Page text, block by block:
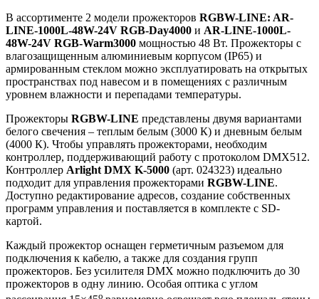
В ассортименте 2 модели прожекторов RGBW-LINE: AR-
LINE-1000L-48W-24V RGB-Day4000 и AR-LINE-1000L-
48W-24V RGB-Warm3000 мощностью 48 Вт. Прожекторы с
влагозащищенным алюминиевым корпусом (IP65) и
армированным стеклом можно эксплуатировать на открытых
пространствах под навесом и в помещениях с различным
уровнем влажности и перепадами температуры.
Прожекторы RGBW-LINE представлены двумя вариантами
белого свечения – теплым белым (3000 К) и дневным белым
(4000 К). Чтобы управлять прожекторами, необходим
контроллер, поддерживающий работу с протоколом DMX512.
Контроллер Arlight DMX K-5000 (арт. 024323) идеально
подходит для управления прожекторами RGBW-LINE.
Доступно редактирование адресов, создание собственных
программ управления и поставляется в комплекте с SD-
картой.
Каждый прожектор оснащен герметичным разъемом для
подключения к кабелю, а также для создания групп
прожекторов. Без усилителя DMX можно подключить до 30
прожекторов в одну линию. Особая оптика с углом
o